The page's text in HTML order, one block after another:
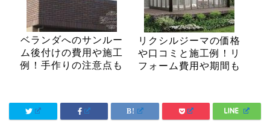
ベランダへのサンルー
ム後付けの費用や施工
例！手作りの注意点も
リクシルジーマの価格
や口コミと施工例！リ
フォーム費用や期間も